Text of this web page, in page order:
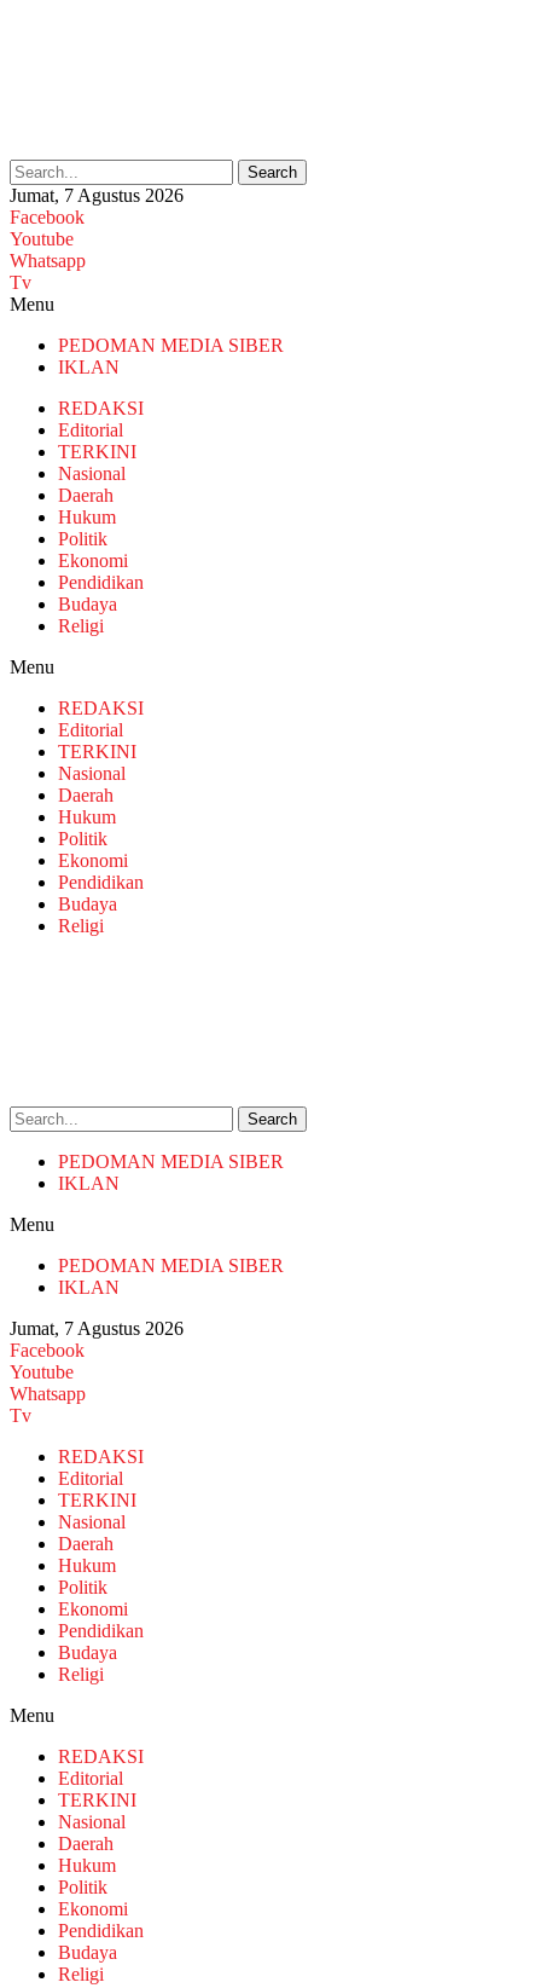
Search
Jumat, 7 Agustus 2026
Facebook
Youtube
Whatsapp
Tv
Menu
PEDOMAN MEDIA SIBER
IKLAN
REDAKSI
Editorial
TERKINI
Nasional
Daerah
Hukum
Politik
Ekonomi
Pendidikan
Budaya
Religi
Menu
REDAKSI
Editorial
TERKINI
Nasional
Daerah
Hukum
Politik
Ekonomi
Pendidikan
Budaya
Religi
Search
PEDOMAN MEDIA SIBER
IKLAN
Menu
PEDOMAN MEDIA SIBER
IKLAN
Jumat, 7 Agustus 2026
Facebook
Youtube
Whatsapp
Tv
REDAKSI
Editorial
TERKINI
Nasional
Daerah
Hukum
Politik
Ekonomi
Pendidikan
Budaya
Religi
Menu
REDAKSI
Editorial
TERKINI
Nasional
Daerah
Hukum
Politik
Ekonomi
Pendidikan
Budaya
Religi